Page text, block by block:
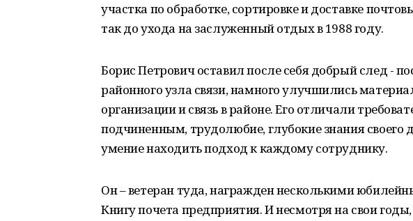
участка по обработке, сортировке и доставке
так до ухода на заслуженный отдых в 1988 году.
Борис Петрович оставил после себя добрый след -
районного узла связи, намного улучшились
организации и связь в районе. Его отличали
подчиненным, трудолюбие, глубокие знания своего
умение находить подход к каждому сотруднику.
Он – ветеран туда, награжден несколькими
Книгу почета предприятия. И несмотря на свои